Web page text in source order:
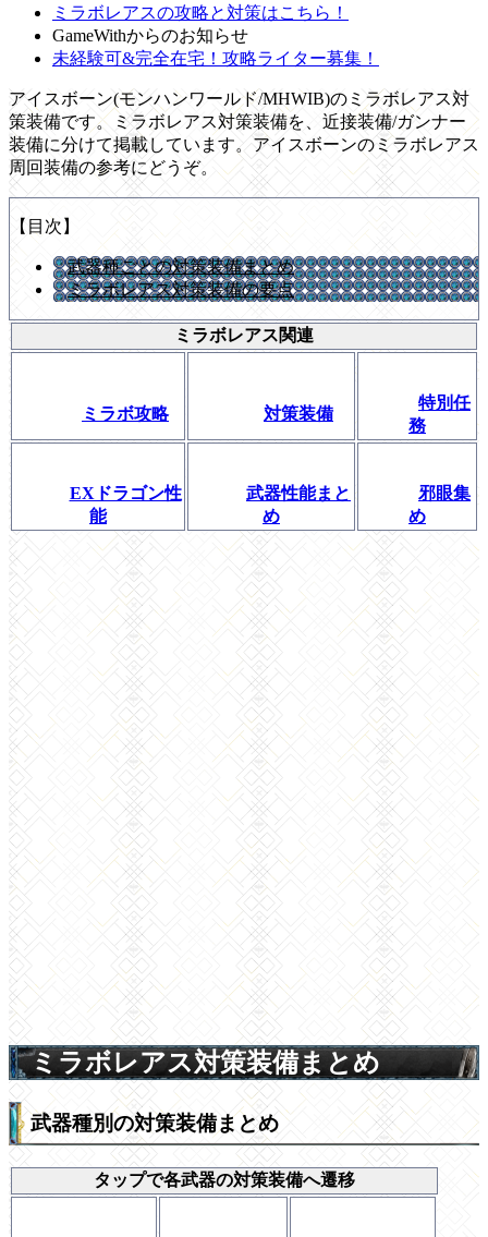
ミラボレアスの攻略と対策はこちら！
GameWithからのお知らせ
未経験可&完全在宅！攻略ライター募集！
アイスボーン(モンハンワールド/MHWIB)のミラボレアス対
策装備です。ミラボレアス対策装備を、近接装備/ガンナー
装備に分けて掲載しています。アイスボーンのミラボレアス
周回装備の参考にどうぞ。
【目次】
武器種ごとの対策装備まとめ
ミラボレアス対策装備の要点
ミラボレアス関連
ミラボ攻略 対策装備
特別任
務
EXドラゴン性
能
武器性能まと
め
邪眼集
め
ミラボレアス対策装備まとめ
武器種別の対策装備まとめ
タップで各武器の対策装備へ遷移